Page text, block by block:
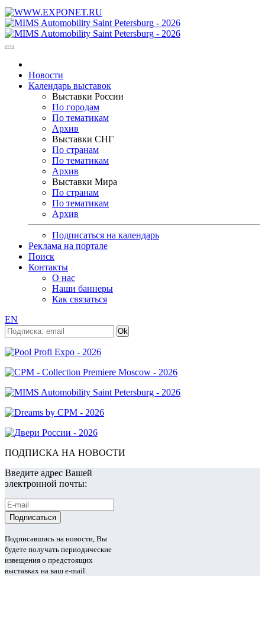
Новости
Календарь выставок
Выставки России
По городам
По тематикам
Архив
Выставки СНГ
По странам
По тематикам
Архив
Выставки Мира
По странам
По тематикам
Архив
Подписаться на календарь
Реклама на портале
Поиск
Контакты
О нас
Наши баннеры
Как связаться
EN
ПОДПИСКА НА НОВОСТИ
Введите адрес Вашей
электронной почты:
Подписавшись на новости, Вы
будете получать периодические
извещения о предстоящих
выставках на ваш e-mail.